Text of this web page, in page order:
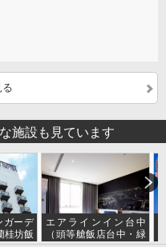
る
施設も見ています
ガーデ
桂坊飯
エアラインイン台中
（頭等艙飯店台中・緑